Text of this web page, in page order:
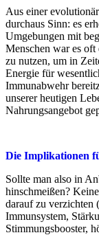
Aus einer
durchaus Sinn: es
Umgebungen mit
Menschen war es
zu nutzen, um in
Energie für
Immunabwehr
unserer heutigen
Nahrungsangebot
Die Implikationen
Sollte man also in
hinschmeißen?
darauf zu verzichten
Immunsystem,
Stimmungsbooster,